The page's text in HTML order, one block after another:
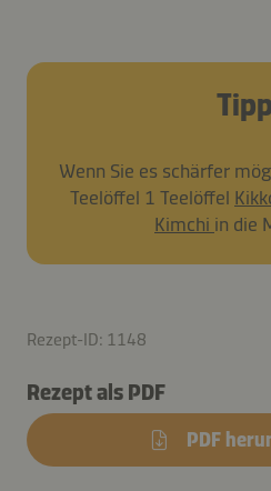
Wenn Sie es schärfer
Teelöffel 1 Teelöffel
Kimchi in die
Rezept-ID: 1148
Rezept als PDF
PDF